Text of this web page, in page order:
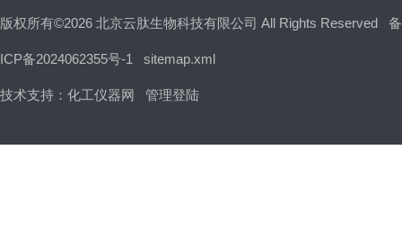
版权所有©2026 北京云肽生物科技有限公司 All Rights Reserved
ICP备2024062355号-1 sitemap.xml
技术支持： 化工仪器网 管理登陆